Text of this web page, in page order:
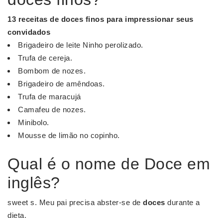
13 receitas de doces finos para impressionar seus
convidados
Brigadeiro de leite Ninho perolizado.
Trufa de cereja.
Bombom de nozes.
Brigadeiro de amêndoas.
Trufa de maracujá
Camafeu de nozes.
Minibolo.
Mousse de limão no copinho.
Qual é o nome de Doce em
inglês?
sweet s. Meu pai precisa abster-se de doces durante a
dieta.